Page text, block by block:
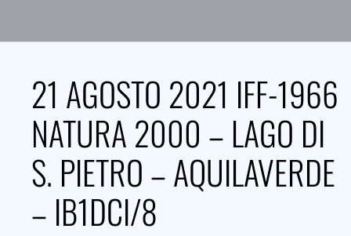
21 AGOSTO 2021 IFF-1966
NATURA 2000 – LAGO DI
S. PIETRO – AQUILAVERDE
– IB1DCI/8